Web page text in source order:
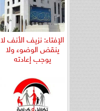
الإفتاء: نزيف الأنف لا
ينقض الوضوء ولا
يوجب إعادته